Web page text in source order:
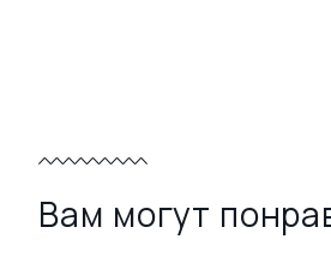
Вам могут